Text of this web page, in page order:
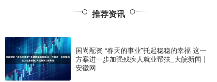
推荐资讯
国尚配资 “春天的事业”托起稳稳的幸福 这一
方案进一步加强残疾人就业帮扶_大皖新闻 |
安徽网